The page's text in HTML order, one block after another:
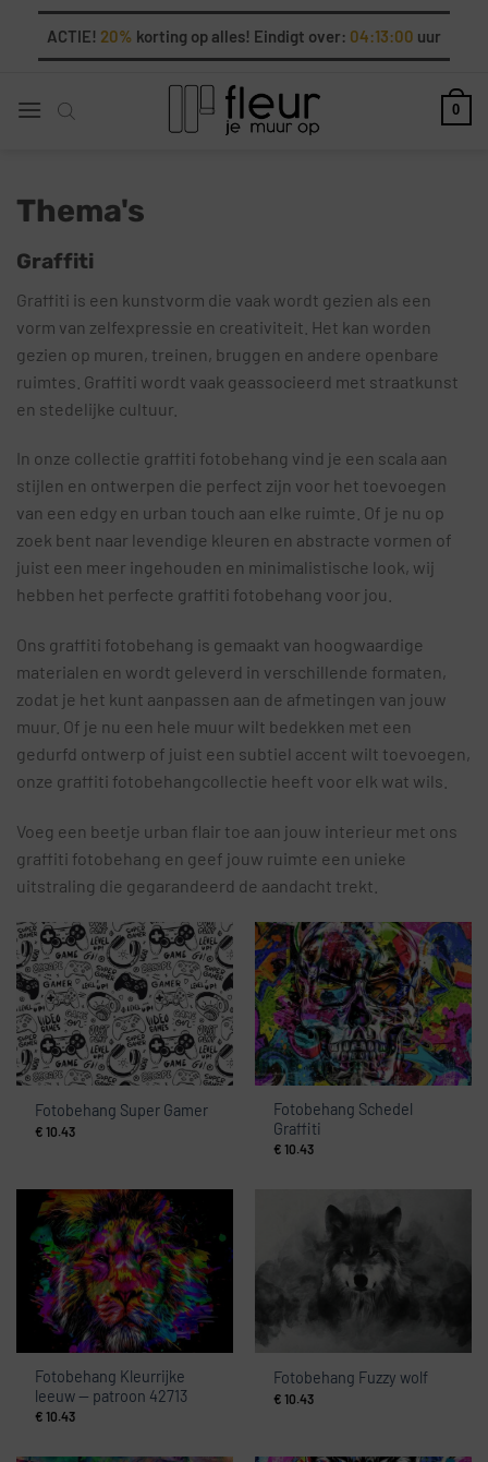
inhoud
ACTIE! 20% korting op alles! Eindigt over: 04:12:58 uur
0
Thema's
Graffiti
Graffiti is een kunstvorm die vaak wordt gezien als een
vorm van zelfexpressie en creativiteit. Het kan worden
gezien op muren, treinen, bruggen en andere openbare
ruimtes. Graffiti wordt vaak geassocieerd met straatkunst
en stedelijke cultuur.
In onze collectie graffiti fotobehang vind je een scala aan
stijlen en ontwerpen die perfect zijn voor het toevoegen
van een edgy en urban touch aan elke ruimte. Of je nu op
zoek bent naar levendige kleuren en abstracte vormen of
juist een meer ingehouden en minimalistische look, wij
hebben het perfecte graffiti fotobehang voor jou.
Ons graffiti fotobehang is gemaakt van hoogwaardige
materialen en wordt geleverd in verschillende formaten,
zodat je het kunt aanpassen aan de afmetingen van jouw
muur. Of je nu een hele muur wilt bedekken met een
gedurfd ontwerp of juist een subtiel accent wilt toevoegen,
onze graffiti fotobehangcollectie heeft voor elk wat wils.
Voeg een beetje urban flair toe aan jouw interieur met ons
graffiti fotobehang en geef jouw ruimte een unieke
uitstraling die gegarandeerd de aandacht trekt.
Fotobehang Super Gamer
€ 10.43
Fotobehang Schedel
Graffiti
€ 10.43
Fotobehang Kleurrijke
leeuw — patroon 42713
€ 10.43
Fotobehang Fuzzy wolf
€ 10.43